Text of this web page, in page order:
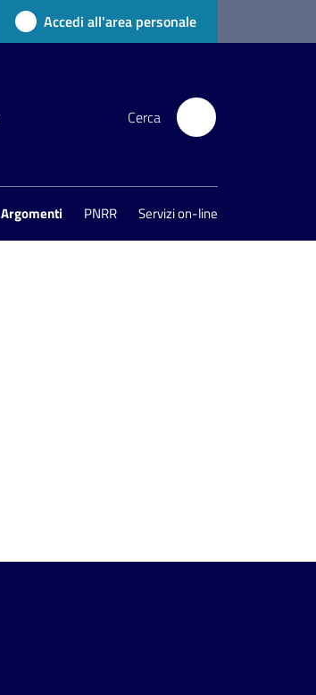
Accedi all'area personale
Cerca
Argomenti PNRR Servizi on-line